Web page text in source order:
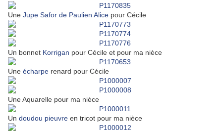
Une Jupe Safor de Paulien Alice pour Cécile
Un bonnet Korrigan pour Cécile et pour ma nièce
Une écharpe renard pour Cécile
Une Aquarelle pour ma nièce
Un doudou pieuvre en tricot pour ma nièce